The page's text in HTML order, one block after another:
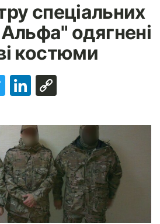
спеціальних
одягнені
костюми